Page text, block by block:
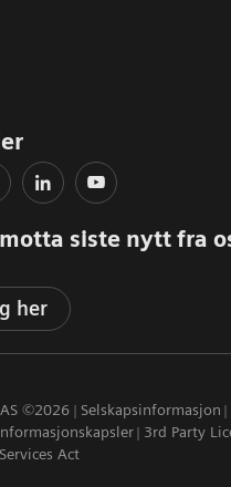
siste nytt fra
her
©2026 Selskapsinformasjon
3rd Party
Act